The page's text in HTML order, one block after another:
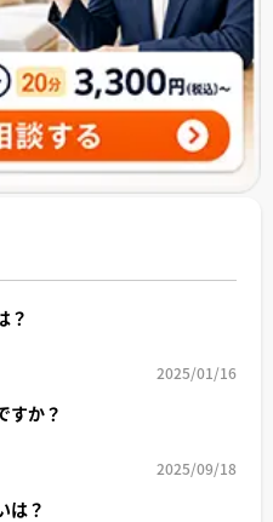
？
2025/01/16
すか？
2025/09/18
は？